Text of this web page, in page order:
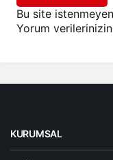
Bu site
Yorum
KURUMSAL